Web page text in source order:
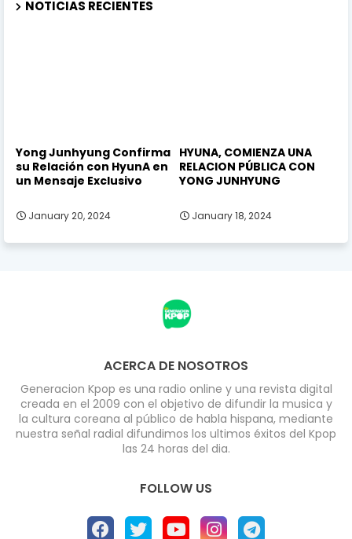
NOTICIAS RECIENTES
Yong Junhyung Confirma
su Relación con HyunA en
un Mensaje Exclusivo
January 20, 2024
HYUNA, COMIENZA UNA
RELACION PÚBLICA CON
YONG JUNHYUNG
January 18, 2024
ACERCA DE NOSOTROS
Generacion Kpop es una radio online y una revista digital
creada en el 2009 con el objetivo de difundir la musica y
la cultura coreana al público de habla hispana, mediante
nuestra señal radial difundimos los ultimos éxitos del Kpop
las 24 horas del dia.
FOLLOW US